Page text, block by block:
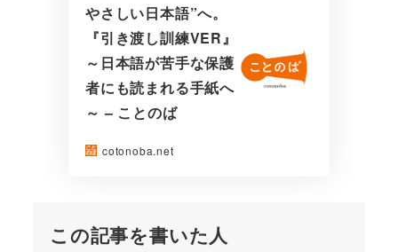
やさしい日本語”へ。
『引き渡し訓練VER』
～日本語が苦手な保護
者にも読まれる手紙へ
～ – ことのば
cotonoba.net
この記事を書いた人